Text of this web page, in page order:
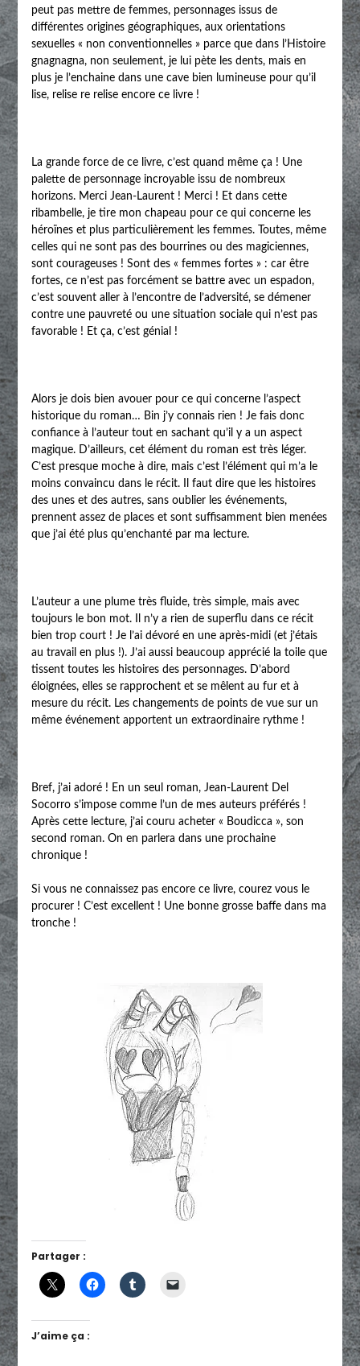
peut pas mettre de femmes, personnages issus de
différentes origines géographiques, aux orientations
sexuelles « non conventionnelles » parce que dans l’Histoire
gnagnagna, non seulement, je lui pète les dents, mais en
plus je l’enchaine dans une cave bien lumineuse pour qu’il
lise, relise re relise encore ce livre !
La grande force de ce livre, c’est quand même ça ! Une
palette de personnage incroyable issu de nombreux
horizons. Merci Jean-Laurent ! Merci ! Et dans cette
ribambelle, je tire mon chapeau pour ce qui concerne les
héroïnes et plus particulièrement les femmes. Toutes, même
celles qui ne sont pas des bourrines ou des magiciennes,
sont courageuses ! Sont des « femmes fortes » : car être
fortes, ce n’est pas forcément se battre avec un espadon,
c’est souvent aller à l’encontre de l’adversité, se démener
contre une pauvreté ou une situation sociale qui n’est pas
favorable ! Et ça, c’est génial !
Alors je dois bien avouer pour ce qui concerne l’aspect
historique du roman… Bin j’y connais rien ! Je fais donc
confiance à l’auteur tout en sachant qu’il y a un aspect
magique. D’ailleurs, cet élément du roman est très léger.
C’est presque moche à dire, mais c’est l’élément qui m’a le
moins convaincu dans le récit. Il faut dire que les histoires
des unes et des autres, sans oublier les événements,
prennent assez de places et sont suffisamment bien menées
que j’ai été plus qu’enchanté par ma lecture.
L’auteur a une plume très fluide, très simple, mais avec
toujours le bon mot. Il n’y a rien de superflu dans ce récit
bien trop court ! Je l’ai dévoré en une après-midi (et j’étais
au travail en plus !). J’ai aussi beaucoup apprécié la toile que
tissent toutes les histoires des personnages. D’abord
éloignées, elles se rapprochent et se mêlent au fur et à
mesure du récit. Les changements de points de vue sur un
même événement apportent un extraordinaire rythme !
Bref, j’ai adoré ! En un seul roman, Jean-Laurent Del
Socorro s’impose comme l’un de mes auteurs préférés !
Après cette lecture, j’ai couru acheter « Boudicca », son
second roman. On en parlera dans une prochaine
chronique !
Si vous ne connaissez pas encore ce livre, courez vous le
procurer ! C’est excellent ! Une bonne grosse baffe dans ma
tronche !
Partager :
J’aime ça :